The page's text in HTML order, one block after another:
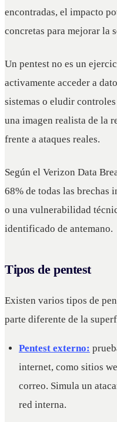
encontradas, el impacto
concretas para mejorar la
Un pentest no es un
activamente acceder a
sistemas o eludir
una imagen realista de la
frente a ataques reales.
Según el Verizon Data
68% de todas las brechas
o una vulnerabilidad
identificado de antemano.
Tipos de pentest
Existen varios tipos de
parte diferente de la
Pentest externo:
internet, como sitios
correo. Simula un
red interna.